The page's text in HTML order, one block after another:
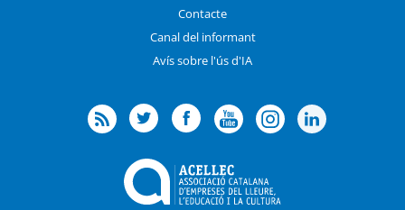
Contacte
Canal del informant
Avís sobre l'ús d'IA